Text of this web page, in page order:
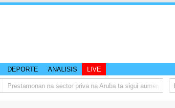
DEPORTE ANALISIS LIVE
Prestamonan na sector priva na Aruba ta sigui aumenta